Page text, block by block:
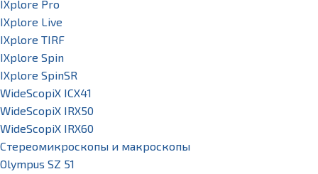
IXplore Pro
IXplore Live
IXplore TIRF
IXplore Spin
IXplore SpinSR
WideScopiX ICX41
WideScopiX IRX50
WideScopiX IRX60
Стереомикроскопы и макроскопы
Olympus SZ 51